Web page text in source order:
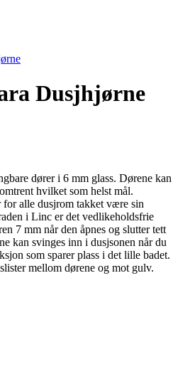
Dusjhjørne
dører i 6 mm glass. Dørene kan
hvilket som helst mål.
for alle dusjrom takket være sin
i Linc er det vedlikeholdsfrie
7 mm når den åpnes og slutter tett
kan svinges inn i dusjsonen når du
som sparer plass i det lille badet.
mellom dørene og mot gulv.